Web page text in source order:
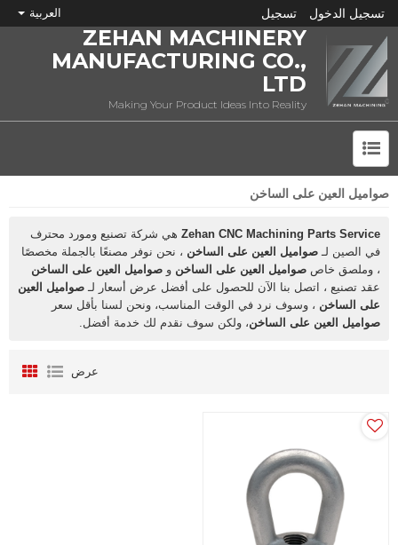
تسجيل الدخول تسجيل العربية
ZEHAN MACHINERY
MANUFACTURING CO.,
LTD
Making Your Product Ideas Into Reality
صواميل العين على الساخن
Zehan CNC Machining Parts Service هي شركة تصنيع ومورد محترف
في الصين لـ صواميل العين على الساخن ، نحن نوفر مصنعًا بالجملة مخصصًا
، وملصق خاص صواميل العين على الساخن و صواميل العين على الساخن
عقد تصنيع ، اتصل بنا الآن للحصول على أفضل عرض أسعار لـ صواميل العين
على الساخن ، وسوف نرد في الوقت المناسب، ونحن لسنا بأقل سعر
صواميل العين على الساخن، ولكن سوف نقدم لك خدمة أفضل.
عرض